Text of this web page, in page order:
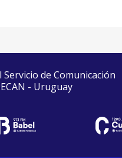
de Comunicación
- Uruguay